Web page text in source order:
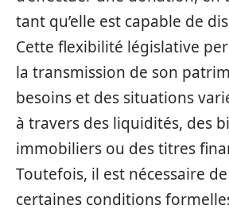
tant qu’elle est capable de
Cette flexibilité législative
la transmission de son
besoins et des situations
à travers des liquidités, des
immobiliers ou des titres
Toutefois, il est nécessaire
certaines conditions